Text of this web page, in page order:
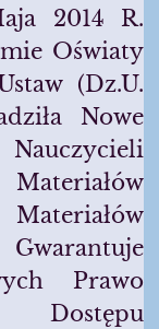
2014 R.
Oświaty
(Dz.U.
Nowe
Prawo